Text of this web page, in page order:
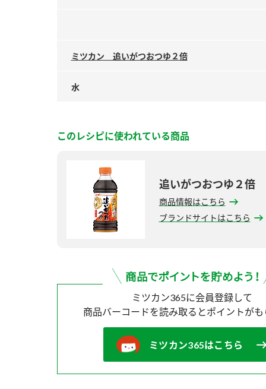
ミツカン 追いがつおつゆ２倍
水
このレシピに使われている商品
追いがつおつゆ２倍
商品情報はこちら
ブランドサイトはこちら
ミツカン365に会員登録して
商品バーコードを読み取ると ポイントが
ミツカン365はこちら